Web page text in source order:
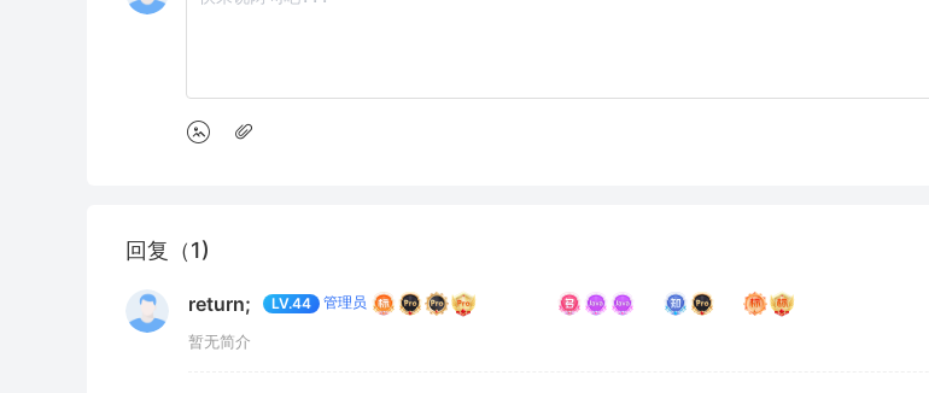
回复（1)
return; LV.44 管理员
暂无简介